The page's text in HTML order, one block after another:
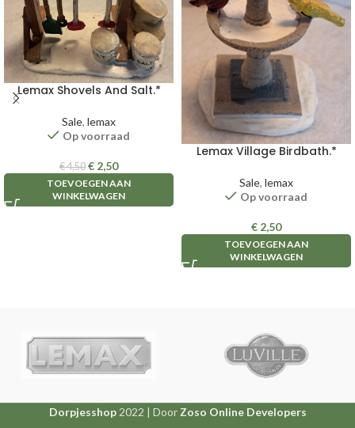
Lemax Shovels And Salt.*
Sale, lemax
Op voorraad
€4,50 € 2,50
TOEVOEGEN AAN
WINKELWAGEN
Lemax Village Birdbath.*
Sale, lemax
Op voorraad
€ 2,50
TOEVOEGEN AAN
WINKELWAGEN
Dorpjesshop 2022 | Door Zoso Online Developers